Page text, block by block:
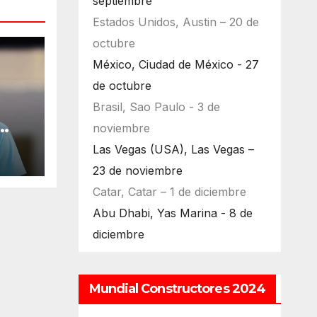
Estados Unidos, Austin – 20 de
octubre
México, Ciudad de México - 27
de octubre
Brasil, Sao Paulo - 3 de
noviembre
Las Vegas (USA), Las Vegas –
23 de noviembre
Catar, Catar – 1 de diciembre
Abu Dhabi, Yas Marina - 8 de
diciembre
Mundial Constructores 2024